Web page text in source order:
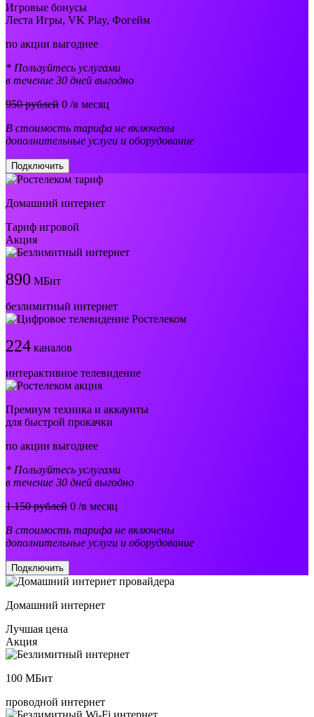
Игровые бонусы
Леста Игры, VK Play, Фогейм
по акции выгоднее
* Пользуйтесь услугами
в течение 30 дней выгодно
950 рублей 0 /в месяц
В стоимость тарифа не включены
дополнительные услуги и оборудование
Подключить
Домашний интернет
Тариф игровой
Акция
890 МБит
безлимитный интернет
224 каналов
интерактивное телевидение
Премиум техника и аккаунты
для быстрой прокачки
по акции выгоднее
* Пользуйтесь услугами
в течение 30 дней выгодно
1 150 рублей 0 /в месяц
В стоимость тарифа не включены
дополнительные услуги и оборудование
Подключить
Домашний интернет
Лучшая цена
Акция
100 МБит
проводной интернет